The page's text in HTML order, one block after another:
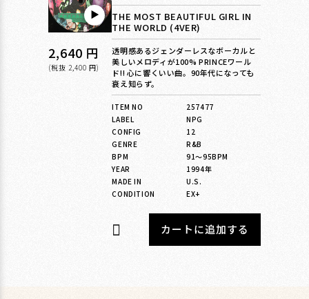
▶︎
通
常
2,640 円
(税抜 2,400 円)
THE MOST BEAUTIFUL GIRL IN
THE WORLD (4VER)
透明感あるジェンダーレスなボーカルと
美しいメロディが100% PRINCEワール
ド!! 心に響くいい曲。90年代になっても
衰え知らず。
ITEM NO
257477
LABEL
NPG
CONFIG
12
GENRE
R&B
BPM
91〜95BPM
YEAR
1994年
MADE IN
U.S.
CONDITION
EX+
カートに追加する